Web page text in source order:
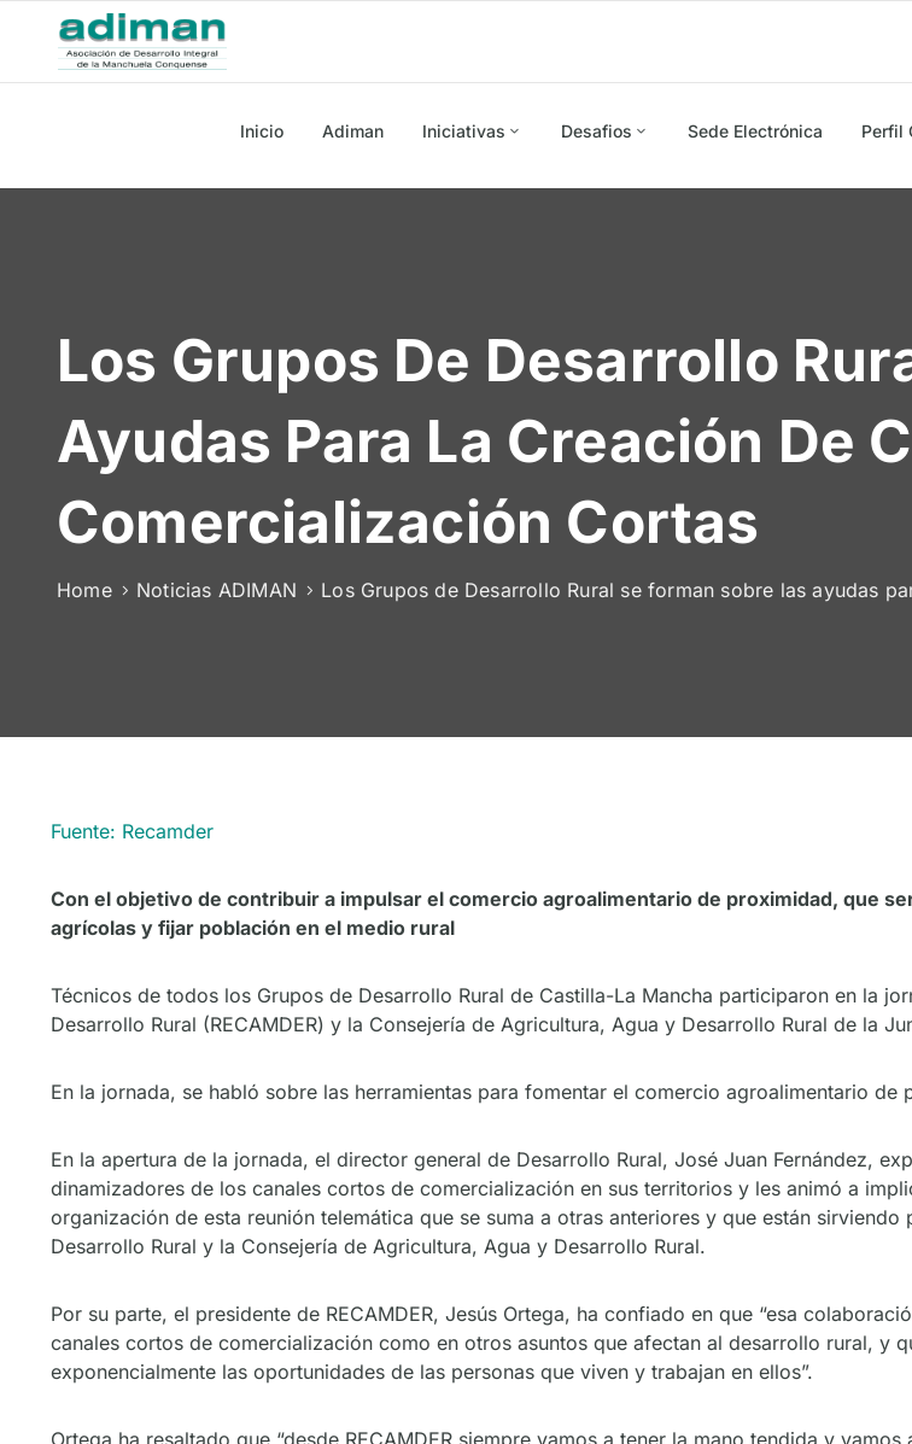
Inicio Adiman Iniciativas Desafios Sede Electrónica Perfil
Los Grupos De Desarrollo
Ayudas Para La Creación De
Comercialización Cortas
Home Noticias ADIMAN Los Grupos de Desarrollo Rural se forman sobre las ayudas
Fuente: Recamder
Con el objetivo de contribuir a impulsar el comercio agroalimentario de proximidad, que
agrícolas y fijar población en el medio rural
Técnicos de todos los Grupos de Desarrollo Rural de Castilla-La Mancha participaron en la
Desarrollo Rural (RECAMDER) y la Consejería de Agricultura, Agua y Desarrollo Rural de la
En la jornada, se habló sobre las herramientas para fomentar el comercio agroalimentario
En la apertura de la jornada, el director general de Desarrollo Rural, José Juan Fernández,
dinamizadores de los canales cortos de comercialización en sus territorios y les animó a
organización de esta reunión telemática que se suma a otras anteriores y que están
Desarrollo Rural y la Consejería de Agricultura, Agua y Desarrollo Rural.
Por su parte, el presidente de RECAMDER, Jesús Ortega, ha confiado en que “esa
canales cortos de comercialización como en otros asuntos que afectan al desarrollo rural, y
exponencialmente las oportunidades de las personas que viven y trabajan en ellos”.